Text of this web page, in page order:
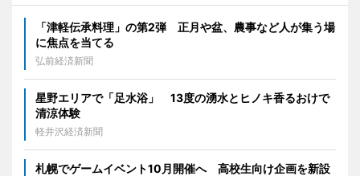
「津軽伝承料理」の第2弾 正月や盆、農事など人が集う場
に焦点を当てる
弘前経済新聞
星野エリアで「足水浴」 13度の湧水とヒノキ香るおけで
清涼体験
軽井沢経済新聞
札幌でゲームイベント10月開催へ 高校生向け企画を新設